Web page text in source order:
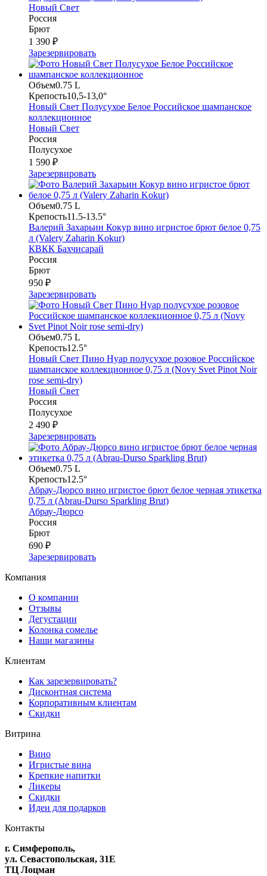
Новый Свет
Россия
Брют
1 390 ₽
Зарезервировать
Объем0.75 L
Крепость10,5-13,0°
Новый Свет Полусухое Белое Российское шампанское
коллекционное
Новый Свет
Россия
Полусухое
1 590 ₽
Зарезервировать
Объем0.75 L
Крепость11.5-13.5°
Валерий Захарьин Кокур вино игристое брют белое 0,75
л (Valery Zaharin Kokur)
КВКК Бахчисарай
Россия
Брют
950 ₽
Зарезервировать
Объем0.75 L
Крепость12.5°
Новый Свет Пино Нуар полусухое розовое Российское
шампанское коллекционное 0,75 л (Novy Svet Pinot Noir
rose semi-dry)
Новый Свет
Россия
Полусухое
2 490 ₽
Зарезервировать
Объем0.75 L
Крепость12.5°
Абрау-Дюрсо вино игристое брют белое черная этикетка
0,75 л (Abrau-Durso Sparkling Brut)
Абрау-Дюрсо
Россия
Брют
690 ₽
Зарезервировать
Компания
О компании
Отзывы
Дегустации
Колонка сомелье
Наши магазины
Клиентам
Как зарезервировать?
Дисконтная система
Корпоративным клиентам
Скидки
Витрина
Вино
Игристые вина
Крепкие напитки
Ликеры
Скидки
Идеи для подарков
Контакты
г. Симферополь,
ул. Севастопольская, 31Е
ТЦ Лоцман